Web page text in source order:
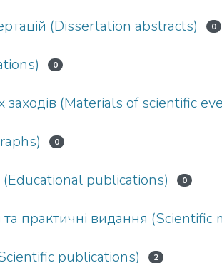
(Dissertation abstracts) 0
0
заходів (Materials of scientific
0
publications) 0
практичні видання
publications) 2